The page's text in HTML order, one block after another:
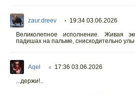
zaur.dreev • 19:34 03.06.2026
Великолепное исполнение. Живая
падишах на пальме, снисходительно
Aqel ○ 17:36 03.06.2026
...держи!..